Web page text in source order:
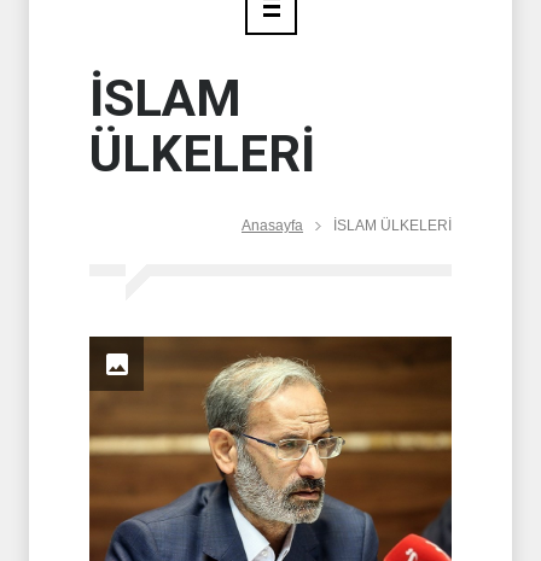
İSLAM
ÜLKELERİ
Anasayfa İSLAM ÜLKELERİ